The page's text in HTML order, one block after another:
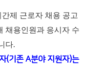
간제 근로자 채용 공고
채용인원과 응시자 수
다.
(기존 A분야 지원자)는